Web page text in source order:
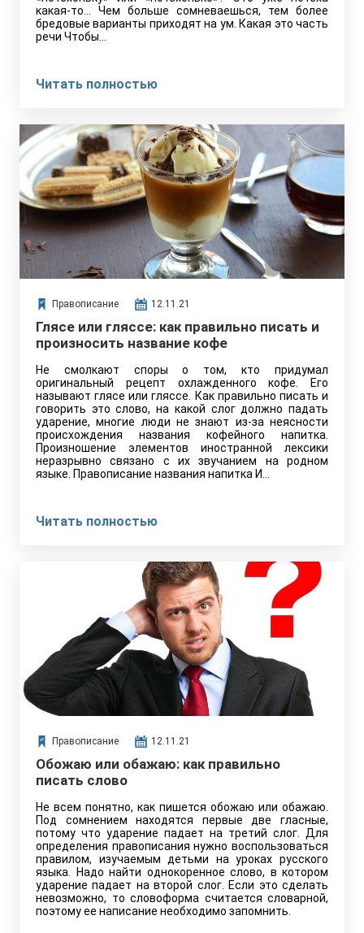
какая-то… Чем больше сомневаешься, тем более
бредовые варианты приходят на ум. Какая это часть
речи Чтобы…
Читать полностью
Правописание 12.11.21
Глясе или гляссе: как правильно писать и
произносить название кофе
Не смолкают споры о том, кто придумал
оригинальный рецепт охлажденного кофе. Его
называют глясе или гляссе. Как правильно писать и
говорить это слово, на какой слог должно падать
ударение, многие люди не знают из-за неясности
происхождения названия кофейного напитка.
Произношение элементов иностранной лексики
неразрывно связано с их звучанием на родном
языке. Правописание названия напитка И…
Читать полностью
Правописание 12.11.21
Обожаю или обажаю: как правильно
писать слово
Не всем понятно, как пишется обожаю или обажаю.
Под сомнением находятся первые две гласные,
потому что ударение падает на третий слог. Для
определения правописания нужно воспользоваться
правилом, изучаемым детьми на уроках русского
языка. Надо найти однокоренное слово, в котором
ударение падает на второй слог. Если это сделать
невозможно, то словоформа считается словарной,
поэтому ее написание необходимо запомнить.